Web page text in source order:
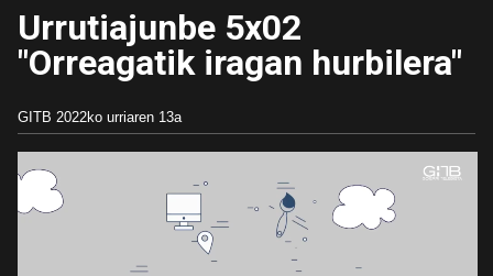
Urrutiajunbe 5x02
"Orreagatik iragan hurbilera"
GITB 2022ko urriaren 13a